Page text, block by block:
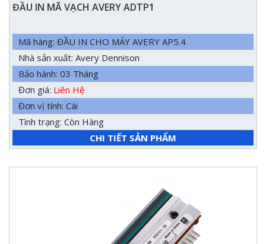
ĐẦU IN MÃ VẠCH AVERY ADTP1
Mã hàng: ĐẦU IN CHO MÁY AVERY AP5.4
Nhà sản xuất: Avery Dennison
Bảo hành: 03 Tháng
Đơn giá: Liên Hệ
Đơn vị tính: Cái
Tình trạng: Còn Hàng
CHI TIẾT SẢN PHẨM